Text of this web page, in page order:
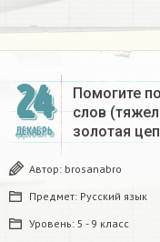
24
ДЕКАБРЬ
Помогите
слов
золотая
Автор: brosanabro
Предмет: Русский язык
Уровень: 5 - 9 класс